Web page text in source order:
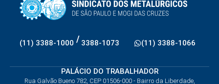
(11) 3388-1000 / 3388-1073 (11) 3388-1066
PALÁCIO DO TRABALHADOR
Rua Galvão Bueno 782, CEP 01506-000 - Bairro da Liberdade,